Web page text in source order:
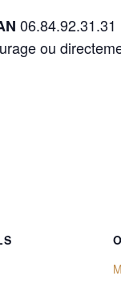
06.84.92.31.31
ou